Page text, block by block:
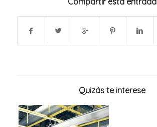
Quizás te interese